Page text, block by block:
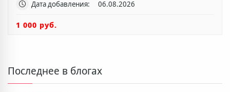
Дата добавления:
06.08.2026
1 000 руб.
Последнее в блогах